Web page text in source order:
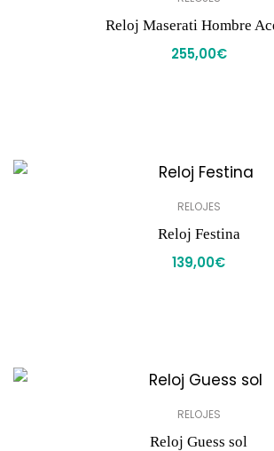
Reloj Maserati Hombre
255,00€
RELOJES
Reloj Festina
139,00€
RELOJES
Reloj Guess sol